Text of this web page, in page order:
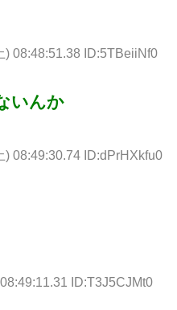
) 08:48:51.38 ID:5TBeiiNf0
いんか
) 08:49:30.74 ID:dPrHXkfu0
ID:T3J5CJMt0